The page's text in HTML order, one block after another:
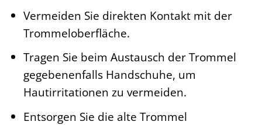
Vermeiden Sie direkten Kontakt mit der
Trommeloberfläche.
Tragen Sie beim Austausch der Trommel
gegebenenfalls Handschuhe, um
Hautirritationen zu vermeiden.
Entsorgen Sie die alte Trommel